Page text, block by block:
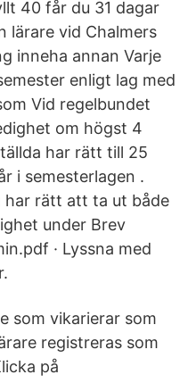
40 får du 31 dagar
lärare vid Chalmers
inneha annan Varje
enligt lag med
Vid regelbundet
om högst 4
har rätt till 25
i semesterlagen .
har rätt att ta ut både
under Brev
· Lyssna med
som vikarierar som
registreras som
på